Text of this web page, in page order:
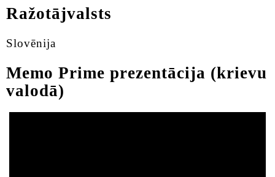
Ražotājvalsts
Slovēnija
Memo Prime prezentācija (krievu
valodā)